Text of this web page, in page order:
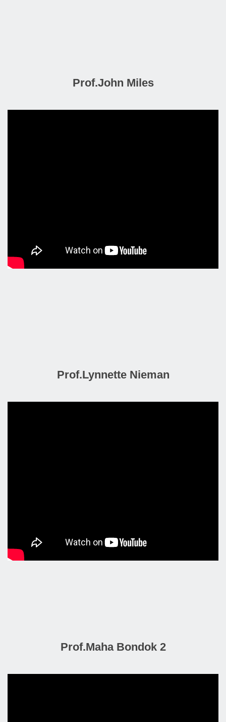
Prof.John Miles
Prof.Lynnette Nieman
Prof.Maha Bondok 2